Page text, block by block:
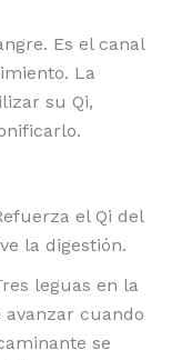
Es el canal
La
su Qi,
el Qi del
la digestión.
leguas en la
avanzar cuando
se